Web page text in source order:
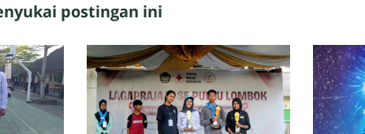
postingan ini